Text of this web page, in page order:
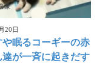
像
20日
や眠るコーギーの赤
達が一斉に起きだす